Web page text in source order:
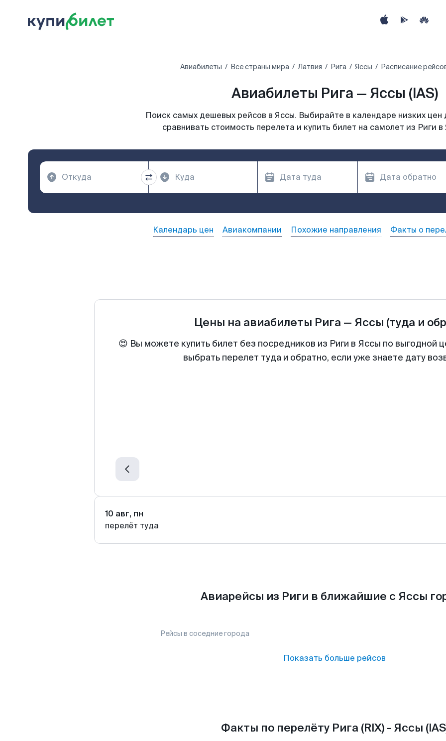
Авиабилеты Все страны мира Латвия Рига Яссы Расписание
Авиабилеты Рига — Яссы (IAS)
Поиск самых дешевых рейсов в Яссы. Выбирайте в календаре низких цен
сравнивать стоимость перелета и купить билет на самолет из Риги
Календарь цен Авиакомпании Похожие направления Факты о
Цены на авиабилеты Рига — Яссы (туда и
😍 Вы можете купить билет без посредников из Риги в Яссы по выгодной
выбрать перелет туда и обратно, если уже знаете дату
10 авг, пн
перелёт туда
Авиарейсы из Риги в ближайшие с Яссы
Рейсы в соседние города
Показать больше рейсов
Факты по перелёту Рига (RIX) - Яссы